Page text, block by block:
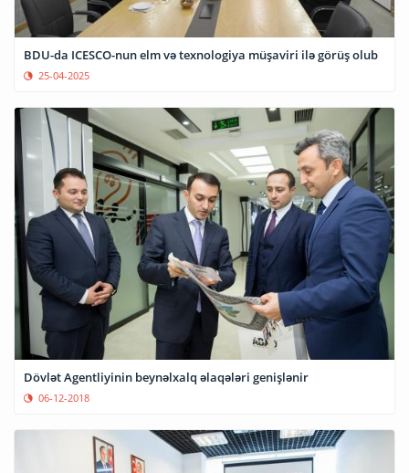
BDU-da ICESCO-nun elm və texnologiya müşaviri ilə görüş olub
25-04-2025
Dövlət Agentliyinin beynəlxalq əlaqələri genişlənir
06-12-2018